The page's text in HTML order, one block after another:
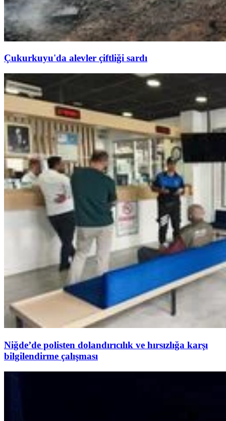
Çukurkuyu'da alevler çiftliği sardı
Niğde’de polisten dolandırıcılık ve hırsızlığa karşı
bilgilendirme çalışması